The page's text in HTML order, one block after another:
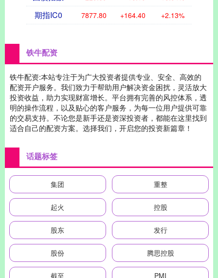
期指IC0 7877.80 +164.40 +2.13%
铁牛配资
铁牛配资:本站专注于为广大投资者提供专业、安全、高效的
配资开户服务。我们致力于帮助用户解决资金困扰，灵活放大
投资收益，助力实现财富增长。平台拥有完善的风控体系，透
明的操作流程，以及贴心的客户服务，为每一位用户提供可靠
的交易支持。不论您是新手还是资深投资者，都能在这里找到
适合自己的配资方案。选择我们，开启您的投资新篇章！
话题标签
集团 重整
起火 控股
股东 发行
股份 腾思控股
截至 PMI